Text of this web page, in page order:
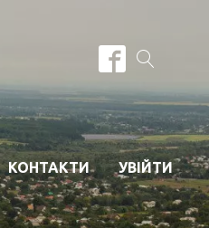
КОНТАКТИ УВІЙТИ